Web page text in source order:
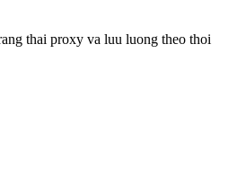
thai proxy va luu luong theo thoi